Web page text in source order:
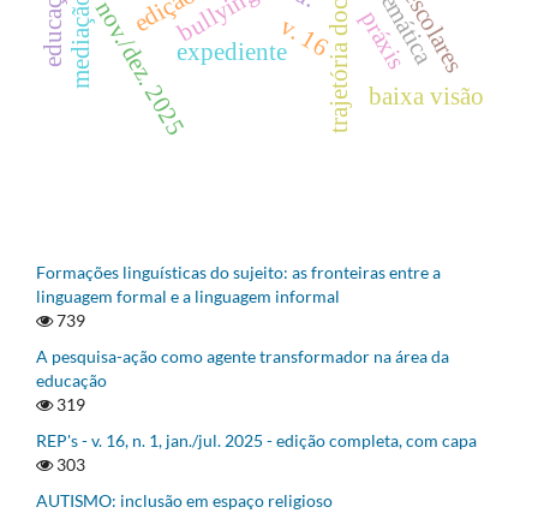
v. 16
nov./dez. 2025expediente trajetória docente baixa visão
práxis
Formações linguísticas do sujeito: as fronteiras entre a
linguagem formal e a linguagem informal
739
A pesquisa-ação como agente transformador na área da
educação
319
REP's - v. 16, n. 1, jan./jul. 2025 - edição completa, com capa
303
AUTISMO: inclusão em espaço religioso